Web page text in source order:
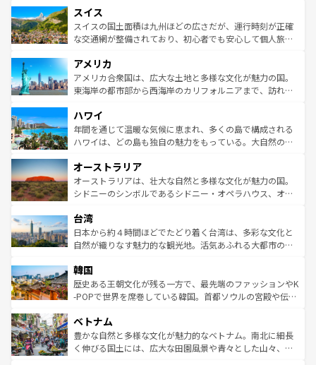
れる地方に足を運ぶとそれぞれで全く異なる文化を体験で
きるだろう。 なお、新着のフランス情報はコンテンツ一覧
を参照してほしい。
は、お酒好きな人にはぜひ体験してほしい。 なお、新着の
ドイツ情報はコンテンツ一覧を参照してほしい。
リアごとに異なる魅力がある。また、優雅なアフタヌーン
ティー、ビール好きにはたまらない英国パブ、サッカー観
戦など、本場だからこそできる体験も豊富。イギリスを旅
ンツ一覧を参照してほしい。
スイス
スイスの国土面積は九州ほどの広さだが、運行時刻が正確
な交通網が整備されており、初心者でも安心して個人旅行
の建物がそのまま残る町や、スイスならではのユニークな
博物館もあり、アルプス観光だけでなく町歩きも満喫する
ことができる。国民の所得が高いため物価も高いが、旅行
ば市内交通費無料で観光を楽しむこともできる。 なお、新
着のスイス情報はコンテンツ一覧 を参照してほしい。
アメリカ
アメリカ合衆国は、広大な土地と多様な文化が魅力の国。
東海岸の都市部から西海岸のカリフォルニアまで、訪れる
のような巨大都市は、観光、ショッピング、エンターテイ
ンメントが詰まった刺激的なスポットだ。一方、アメリカ
西部には大自然が広がり、グランドキャニオンやイエロー
部のニューオーリンズでは、音楽と美食が融合した独特の
文化が魅力。旅行者はアメリカの各地域で異なる魅力を楽
しみながら、その多様性と豊かな歴史を感じることができ
ならではの贅沢な旅のスタイルだ。 なお、新着のアメリカ
情報はコンテンツ一覧を参照してほしい。
ハワイ
年間を通じて温暖な気候に恵まれ、多くの島で構成される
ハワイは、どの島も独自の魅力をもっている。大自然の神
ワイ島は見逃せない。また、定番の観光地といえばオアフ
島だが、静かな自然を求めるならマウイ島やカウアイ島が
おすすめ。エメラルドグリーンに輝く海をはじめ、豊かな
れるおもてなしの心で訪れる人々を迎えてくれるハワイの
人々、おいしいローカルフードやハワイアンミュージッ
ク、伝統的なフラダンスなど、すべてがハワイの魅力を彩
ワイを、存分に味わってほしい。 なお、新着のハワイ情報
はコンテンツ一覧を参照してほしい。
オーストラリア
オーストラリアは、壮大な自然と多様な文化が魅力の国。
シドニーのシンボルであるシドニー・オペラハウス、オー
リアリーフや大陸中央部にそびえるウルル（エアーズロッ
ク）、タスマニアの美しい原生林やケアンズの熱帯雨林な
ど、見どころがたくさん。また、カフェやワイン、オージ
いる。アクティビティも充実しており、サーフィンやダイ
ビング、ハイキングなど、アウトドア好きにはたまらな
い。オーストラリアの多彩な魅力を存分に味わいつくそ
参照してほしい。
台湾
日本から約４時間ほどでたどり着く台湾は、多彩な文化と
自然が織りなす魅力的な観光地。活気あふれる大都市の台
ン）、静ひつな山岳地帯である台湾東部など、都市の喧騒
と山間の静けさが共存しており、訪れる人に新しい発見と
驚きをもたらしてくれる。また、奥深い台湾の食文化も魅
容にもいいと評判のスイーツなど、バラエティ豊かな料理
が味わえる。 なお、新着の台湾情報は コンテンツ一覧を参
照してほしい。
韓国
歴史ある王朝文化が残る一方で、最先端のファッションやK
-POPで世界を席巻している韓国。首都ソウルの宮殿や伝統
き、地方に足を延ばせば四季折々の自然美を楽しむことが
できる。そして、キムチや焼肉、絶品のストリートフード
まで、さまざまな韓国料理が待っている。夜には、韓国な
ベトナム
豊かな自然と多様な文化が魅力的なベトナム。南北に細長
く伸びる国土には、広大な田園風景や青々とした山々、世